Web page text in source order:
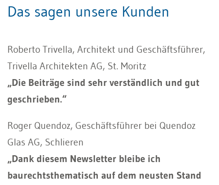
Das sagen unsere Kunden
Roberto Trivella, Architekt und Geschäftsführer,
Trivella Architekten AG, St. Moritz
„Die Beiträge sind sehr verständlich und gut
geschrieben.“
Roger Quendoz, Geschäftsführer bei Quendoz
Glas AG, Schlieren
„Dank diesem Newsletter bleibe ich
baurechtsthematisch auf dem neusten Stand